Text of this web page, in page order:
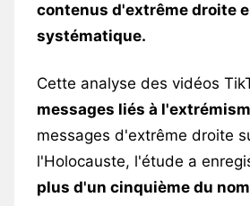
contenus d'extrême droite
systématique.
Cette analyse des vidéos
messages liés à
messages d'extrême droite
l'Holocauste, l'étude a
plus d'un cinquième du